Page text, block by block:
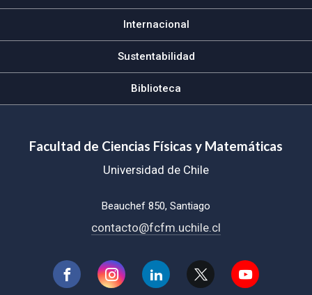
Internacional
Sustentabilidad
Biblioteca
Facultad de Ciencias Físicas y Matemáticas
Universidad de Chile
Beauchef 850, Santiago
contacto@fcfm.uchile.cl